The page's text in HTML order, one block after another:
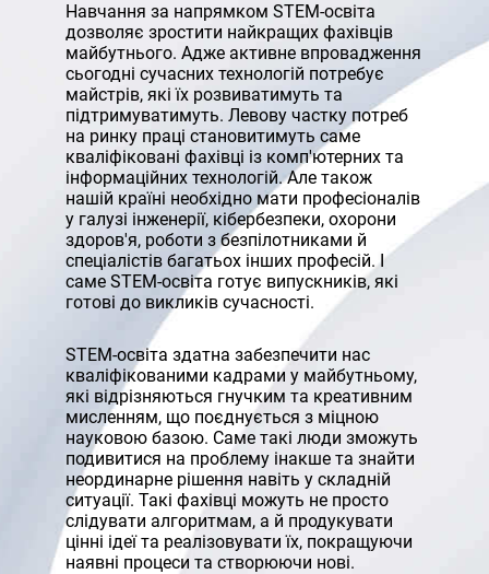
Навчання за напрямком STEM-освіта
дозволяє зростити найкращих фахівців
майбутнього. Адже активне впровадження
сьогодні сучасних технологій потребує
майстрів, які їх розвиватимуть та
підтримуватимуть. Левову частку потреб
на ринку праці становитимуть саме
кваліфіковані фахівці із комп'ютерних та
інформаційних технологій. Але також
нашій країні необхідно мати професіоналів
у галузі інженерії, кібербезпеки, охорони
здоров'я, роботи з безпілотниками й
спеціалістів багатьох інших професій. І
саме STEM-освіта готує випускників, які
готові до викликів сучасності.
STEM-освіта здатна забезпечити нас
кваліфікованими кадрами у майбутньому,
які відрізняються гнучким та креативним
мисленням, що поєднується з міцною
науковою базою. Саме такі люди зможуть
подивитися на проблему інакше та знайти
неординарне рішення навіть у складній
ситуації. Такі фахівці можуть не просто
слідувати алгоритмам, а й продукувати
цінні ідеї та реалізовувати їх, покращуючи
наявні процеси та створюючи нові.